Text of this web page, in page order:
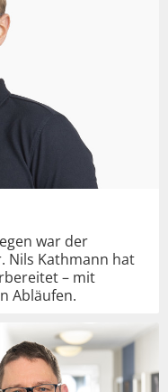
war der
Nils Kathmann hat
– mit
Abläufen.